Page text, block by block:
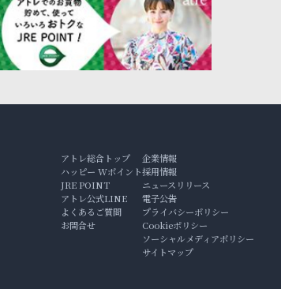
アトレ総合トップ
ハッピー Wポイント
JRE POINT
アトレ公式LINE
よくあるご質問
お問合せ
企業情報
採用情報
ニュースリリース
電子公告
プライバシーポリシー
Cookieポリシー
ソーシャルメディアポリシー
サイトマップ